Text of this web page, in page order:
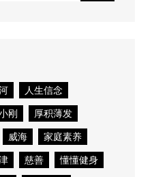
人生信念
刚
厚积薄发
威海
家庭素养
慈善
懂懂健身